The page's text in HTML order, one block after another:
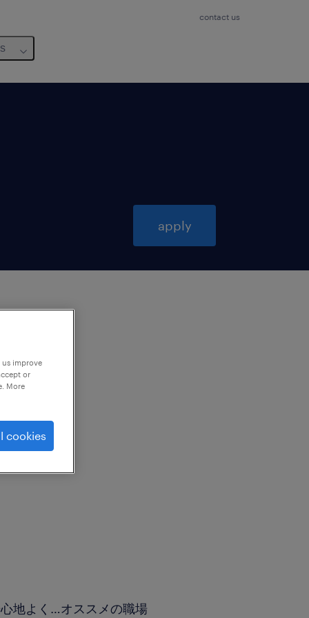
contact us
apply
地よく…オススメの職場
improve
or
More
cookies